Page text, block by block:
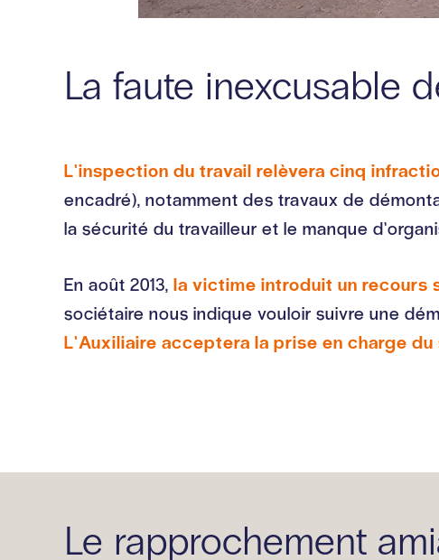
La faute inexcusable
L’inspection du travail relèvera cinq
encadré), notamment des travaux de
la sécurité du travailleur et le manque
En août 2013, la victime introduit un recours
sociétaire nous indique vouloir suivre une
L’Auxiliaire acceptera la prise en charge du
Le rapprochement